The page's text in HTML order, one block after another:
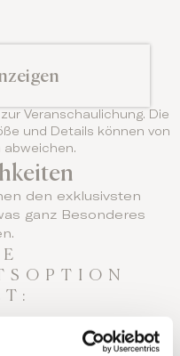
Veranschaulichung. Die
und Details können von
abweichen.
den exklusivsten
ganz Besonderes